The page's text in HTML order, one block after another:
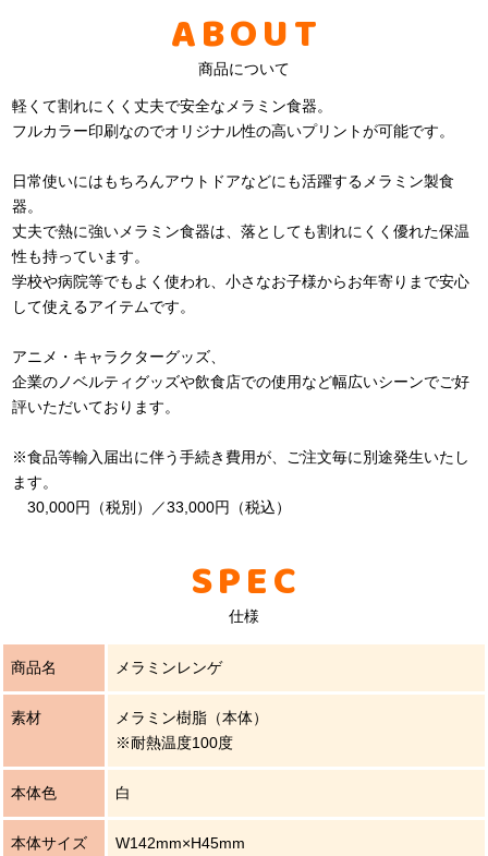
ABOUT
商品について
軽くて割れにくく丈夫で安全なメラミン食器。
フルカラー印刷なのでオリジナル性の高いプリントが可能です。
日常使いにはもちろんアウトドアなどにも活躍するメラミン製食
器。
丈夫で熱に強いメラミン食器は、落としても割れにくく優れた保温
性も持っています。
学校や病院等でもよく使われ、小さなお子様からお年寄りまで安心
して使えるアイテムです。
アニメ・キャラクターグッズ、
企業のノベルティグッズや飲食店での使用など幅広いシーンでご好
評いただいております。
※食品等輸入届出に伴う手続き費用が、ご注文毎に別途発生いたし
ます。
30,000円（税別）／33,000円（税込）
SPEC
仕様
商品名 メラミンレンゲ
素材
メラミン樹脂（本体）
※耐熱温度100度
本体色 白
本体サイズ W142mm×H45mm